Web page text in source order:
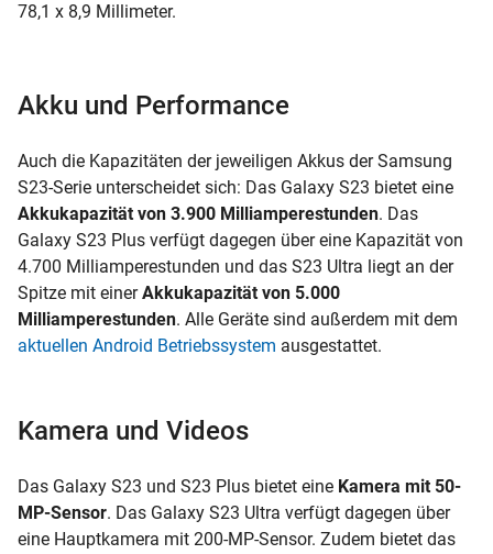
78,1 x 8,9 Millimeter.
Akku und Performance
Auch die Kapazitäten der jeweiligen Akkus der Samsung
S23-Serie unterscheidet sich: Das Galaxy S23 bietet eine
Akkukapazität von 3.900 Milliamperestunden. Das
Galaxy S23 Plus verfügt dagegen über eine Kapazität von
4.700 Milliamperestunden und das S23 Ultra liegt an der
Spitze mit einerAkkukapazität von 5.000
Milliamperestunden. Alle Geräte sind außerdem mit dem
aktuellen Android Betriebssystem ausgestattet.
Kamera und Videos
Das Galaxy S23 und S23 Plus bietet eine Kamera mit 50-
MP-Sensor. Das Galaxy S23 Ultra verfügt dagegen über
eine Hauptkamera mit 200-MP-Sensor. Zudem bietet das